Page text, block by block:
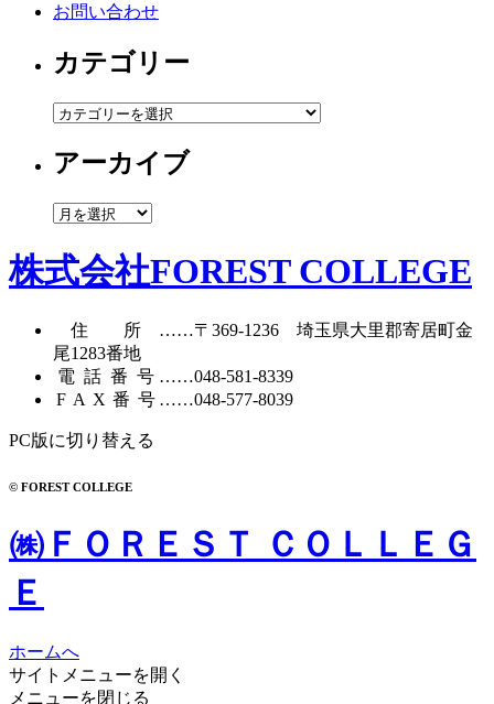
お問い合わせ
カテゴリー
カ
ゴ
ー
アーカイブ
ア
カ
イ
株式会社FOREST COLLEGE
住所……〒369-1236 埼玉県大里郡寄居町金
尾1283番地
電話番号……048-581-8339
FAX番号……048-577-8039
PC版に切り替える
© FOREST COLLEGE
㈱ＦＯＲＥＳＴ ＣＯＬＬＥＧ
Ｅ
ホームへ
サイトメニューを開く
メニューを閉じる